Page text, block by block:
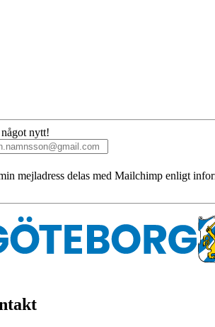
något nytt!
mejladress delas med Mailchimp enligt